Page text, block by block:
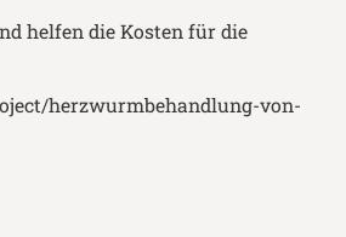
helfen die Kosten für die
herzwurmbehandlung-von-